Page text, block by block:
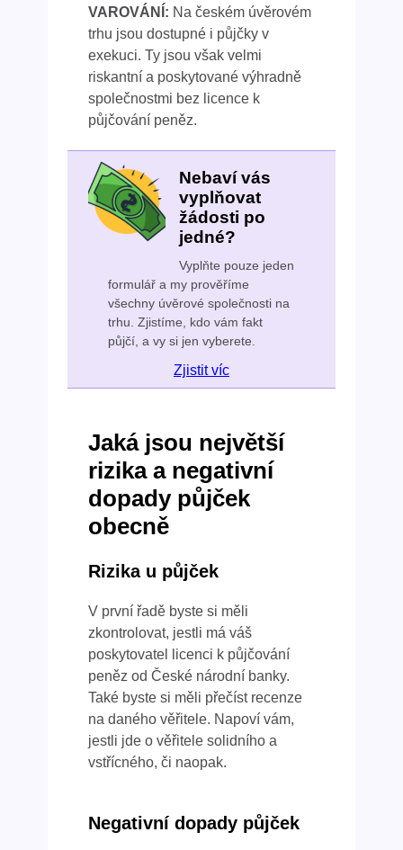
VAROVÁNÍ: Na českém úvěrovém
trhu jsou dostupné i půjčky v
exekuci. Ty jsou však velmi
riskantní a poskytované výhradně
společnostmi bez licence k
půjčování peněz.
Nebaví vás
vyplňovat
žádosti po
jedné?
Vyplňte pouze jeden
formulář a my prověříme
všechny úvěrové společnosti na
trhu. Zjistíme, kdo vám fakt
půjčí, a vy si jen vyberete.
Zjistit víc
Jaká jsou největší
rizika a negativní
dopady půjček
obecně
Rizika u půjček
V první řadě byste si měli
zkontrolovat, jestli má váš
poskytovatel licenci k půjčování
peněz od České národní banky.
Také byste si měli přečíst recenze
na daného věřitele. Napoví vám,
jestli jde o věřitele solidního a
vstřícného, či naopak.
Negativní dopady půjček